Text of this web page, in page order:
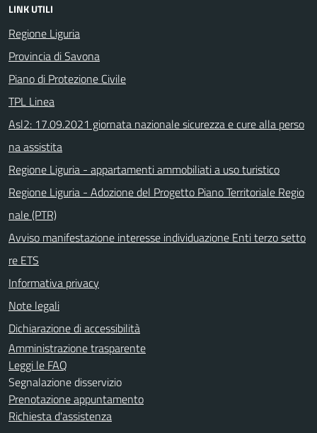
LINK UTILI
Regione Liguria
Provincia di Savona
Piano di Protezione Civile
TPL Linea
Asl2: 17.09.2021 giornata nazionale sicurezza e cure alla perso
na assistita
Regione Liguria - appartamenti ammobiliati a uso turistico
Regione Liguria - Adozione del Progetto Piano Territoriale Regio
nale (PTR)
Avviso manifestazione interesse individuazione Enti terzo setto
re ETS
Informativa privacy
Note legali
Dichiarazione di accessibilità
Amministrazione trasparente
Leggi le FAQ
Segnalazione disservizio
Prenotazione appuntamento
Richiesta d'assistenza